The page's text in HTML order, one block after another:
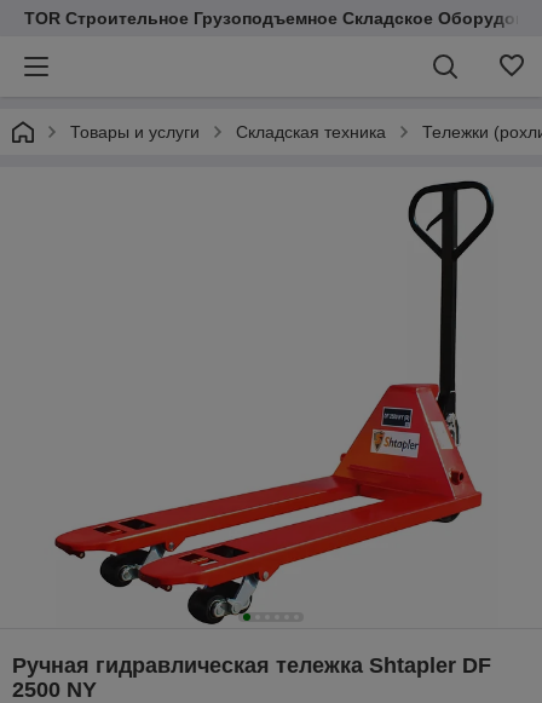
TOR Строительное Грузоподъемное Складское
Товары и услуги Складская техника Тележки
Ручная гидравлическая тележка Shtapler DF
2500 NY